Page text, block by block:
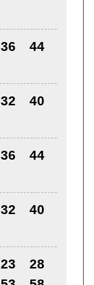
36
44
32
40
36
44
32
40
23
28